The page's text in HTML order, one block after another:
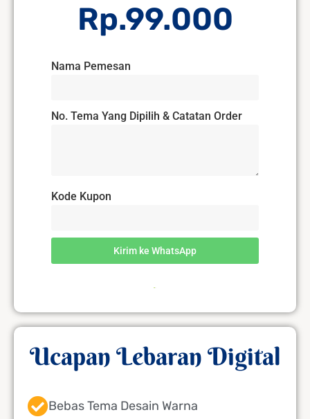
Rp.99.000
Nama Pemesan
No. Tema Yang Dipilih & Catatan Order
Kode Kupon
Kirim ke WhatsApp
Ucapan Lebaran Digital
Bebas Tema Desain Warna